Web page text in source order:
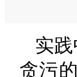
实
贪污